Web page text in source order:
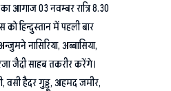
आगाज 03 नवम्बर रात्रि 8.30
हिन्दुस्तान में पहली बार
नासिरिया, अब्बासिया,
जैदी साहब तकरीर करेंगे।
वसी हैदर गुड्डू, अहमद जमीर,